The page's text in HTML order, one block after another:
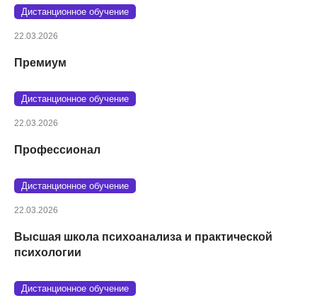
Дистанционное обучение
22.03.2026
Премиум
Дистанционное обучение
22.03.2026
Профессионал
Дистанционное обучение
22.03.2026
Высшая школа психоанализа и практической
психологии
Дистанционное обучение